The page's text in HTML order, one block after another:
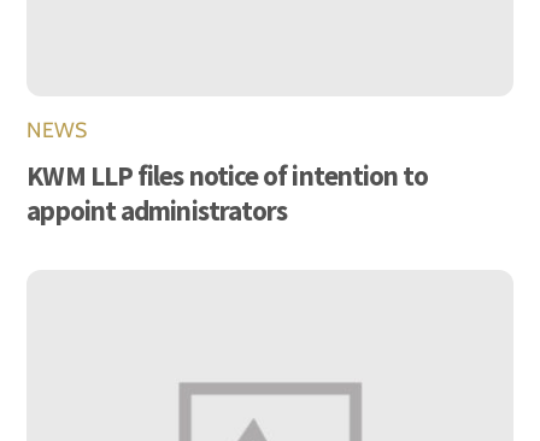
NEWS
KWM LLP files notice of intention to
appoint administrators